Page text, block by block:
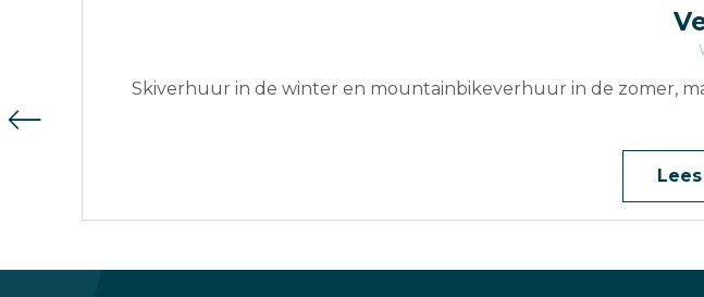
Skiverhuur in de winter en mountainbikeverhuur in de zomer,